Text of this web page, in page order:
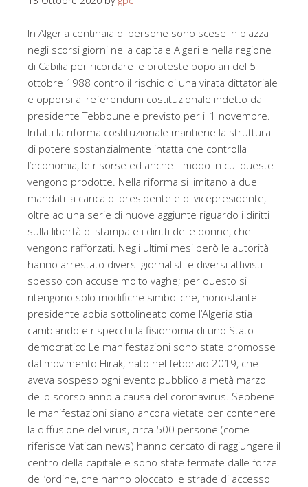
In Algeria centinaia di persone sono scese in piazza
negli scorsi giorni nella capitale Algeri e nella regione
di Cabilia per ricordare le proteste popolari del 5
ottobre 1988 contro il rischio di una virata dittatoriale
e opporsi al referendum costituzionale indetto dal
presidente Tebboune e previsto per il 1 novembre.
Infatti la riforma costituzionale mantiene la struttura
di potere sostanzialmente intatta che controlla
l’economia, le risorse ed anche il modo in cui queste
vengono prodotte. Nella riforma si limitano a due
mandati la carica di presidente e di vicepresidente,
oltre ad una serie di nuove aggiunte riguardo i diritti
sulla libertà di stampa e i diritti delle donne, che
vengono rafforzati. Negli ultimi mesi però le autorità
hanno arrestato diversi giornalisti e diversi attivisti
spesso con accuse molto vaghe; per questo si
ritengono solo modifiche simboliche, nonostante il
presidente abbia sottolineato come l’Algeria stia
cambiando e rispecchi la fisionomia di uno Stato
democratico Le manifestazioni sono state promosse
dal movimento Hirak, nato nel febbraio 2019, che
aveva sospeso ogni evento pubblico a metà marzo
dello scorso anno a causa del coronavirus. Sebbene
le manifestazioni siano ancora vietate per contenere
la diffusione del virus, circa 500 persone (come
riferisce Vatican news) hanno cercato di raggiungere il
centro della capitale e sono state fermate dalle forze
dell’ordine, che hanno bloccato le strade di accesso